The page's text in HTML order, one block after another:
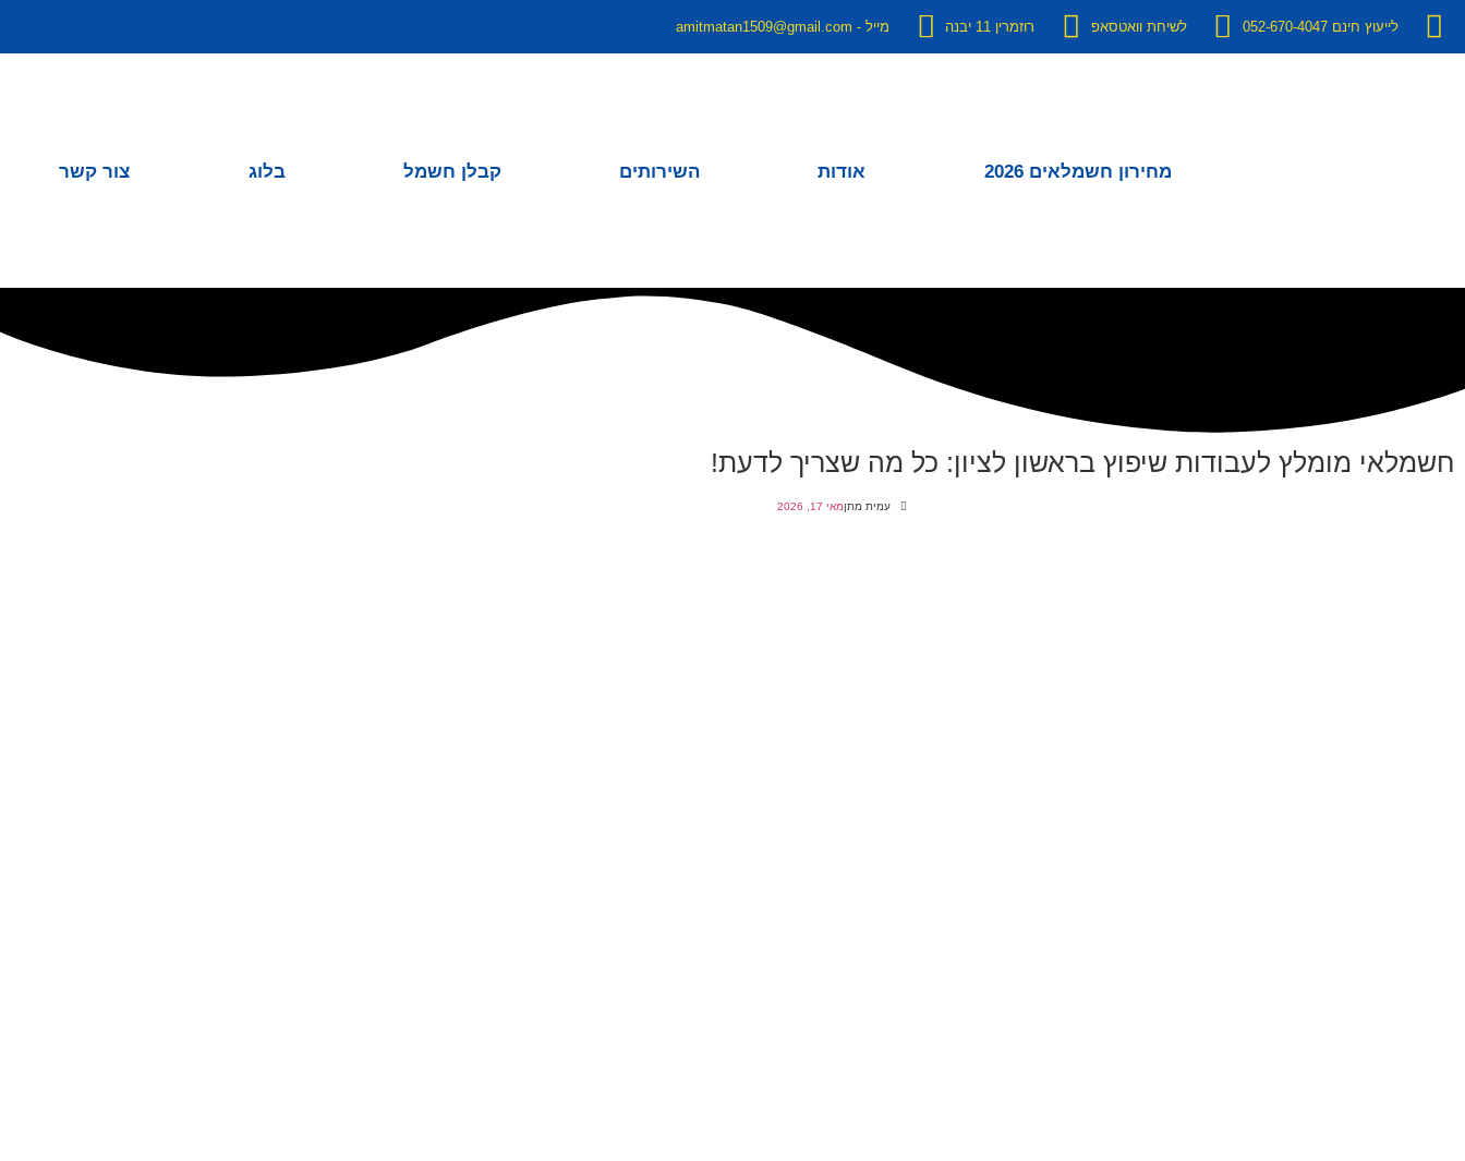
לייעוץ חינם 052-670-4047 לשיחת וואטסאפ רוזמרין 11 יבנה מייל - amitmatan1509@gmail.com
מחירון חשמלאים 2026 אודות השירותים קבלן חשמל בלוג צור קשר
חשמלאי מומלץ לעבודות שיפוץ בראשון לציון: כל מה שצריך לדעת!
עמית מתןמאי 17, 2026